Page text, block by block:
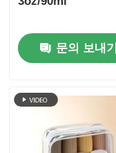
문의 보내기